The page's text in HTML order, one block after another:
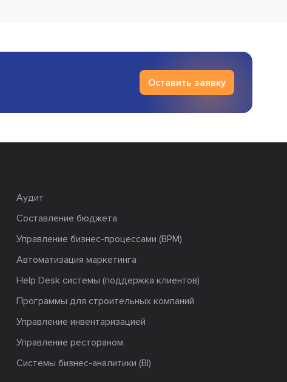
Оставить заявку
Аудит
Составление бюджета
Управление бизнес-процессами (BPM)
Автоматизация маркетинга
Help Desk системы (поддержка клиентов)
Программы для строительных компаний
Управление инвентаризацией
Управление рестораном
Системы бизнес-аналитики (BI)